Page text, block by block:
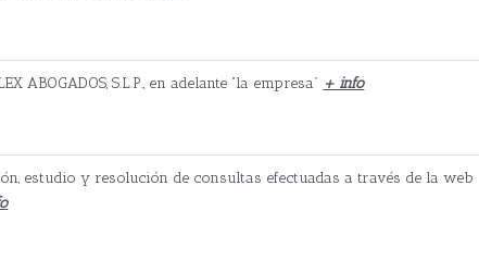
ABOGADOS, S.L.P., en adelante “la empresa” + info
estudio y resolución de consultas efectuadas a través de la web